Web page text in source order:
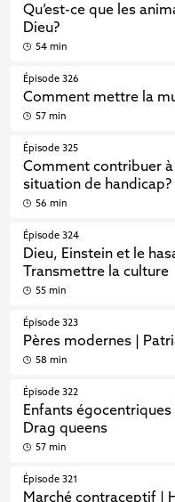
Qu’est-ce que les
Dieu?
54 min
Épisode 326
Comment mettre la
57 min
Épisode 325
Comment contribuer
situation de handicap?
56 min
Épisode 324
Dieu, Einstein et le
Transmettre la culture
55 min
Épisode 323
Pères modernes |
58 min
Épisode 322
Enfants
Drag queens
57 min
Épisode 321
Marché contraceptif |